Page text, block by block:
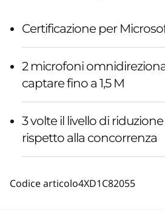
Certificazione per
2 microfoni
captare fino a 1,5 M
3 volte il livello di
rispetto alla concorrenza
Codice articolo4XD1C82055